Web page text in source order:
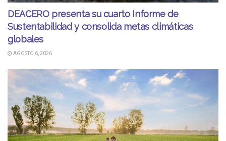
DEACERO presenta su cuarto Informe de
Sustentabilidad y consolida metas climáticas
globales
AGOSTO 6, 2026